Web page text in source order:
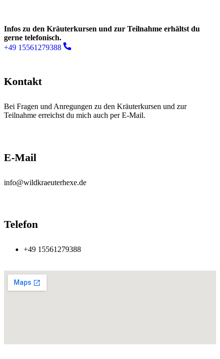
Infos zu den Kräuterkursen und zur Teilnahme erhältst du
gerne telefonisch.
+49 15561279388
Kontakt
Bei Fragen und Anregungen zu den Kräuterkursen und zur
Teilnahme erreichst du mich auch per E-Mail.
E-Mail
info@wildkraeuterhexe.de
Telefon
+49 15561279388